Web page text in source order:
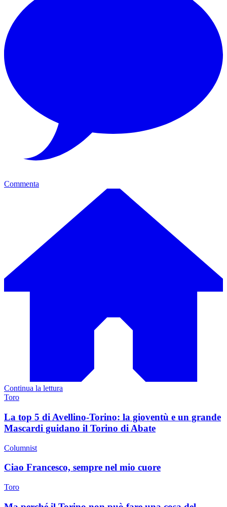
Commenta
Continua la lettura
Toro
La top 5 di Avellino-Torino: la gioventù e un grande
Mascardi guidano il Torino di Abate
Columnist
Ciao Francesco, sempre nel mio cuore
Toro